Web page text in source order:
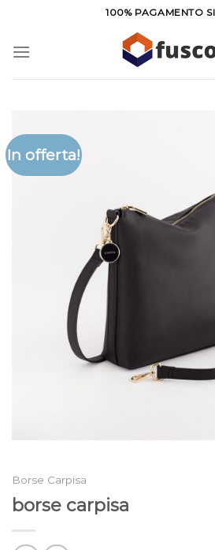
contenuti
100% PAGAMENTO
In offerta!
Borse Carpisa
borse carpisa